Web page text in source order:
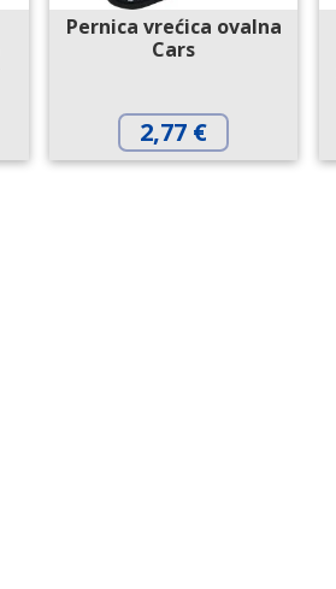
Pernica vrećica ovalna
Cars
2,77 €